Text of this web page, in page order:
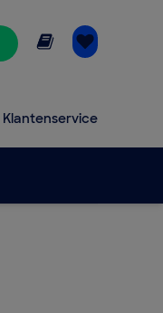
Online lezen
Klantenservice